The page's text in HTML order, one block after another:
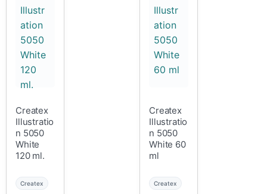
Createx
Illustratio
n 5050
White
120 ml.
Createx
Createx
Illustratio
n 5050
White 60
ml
Createx